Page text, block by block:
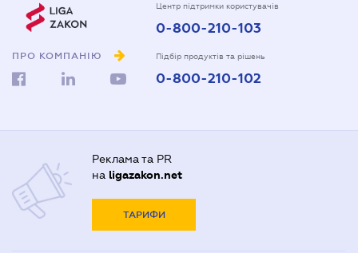
ПРО КОМПАНІЮ
Центр підтримки користувачів
0-800-210-103
Підбір продуктів та рішень
0-800-210-102
Реклама та PR
на ligazakon.net
ТАРИФИ